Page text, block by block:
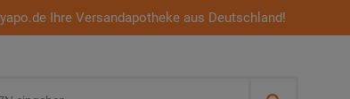
Ihre Versandapotheke aus Deutschland!